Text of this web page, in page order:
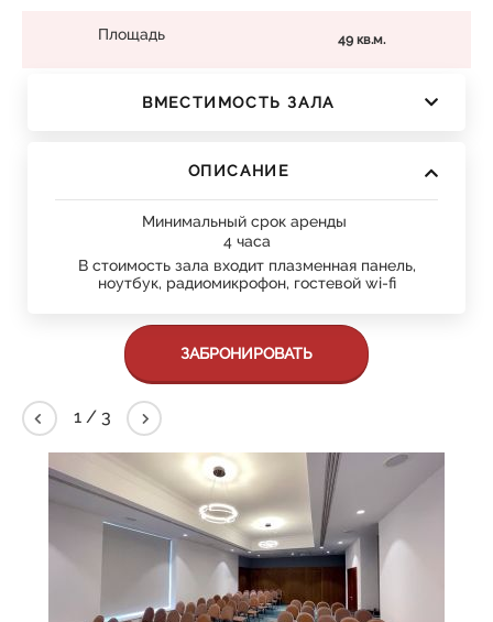
Площадь 49 кв.м.
ВМЕСТИМОСТЬ ЗАЛА
ОПИСАНИЕ
Минимальный срок аренды
4 часа
В стоимость зала входит плазменная панель,
ноутбук, радиомикрофон, гостевой wi-fi
ЗАБРОНИРОВАТЬ
2 /3